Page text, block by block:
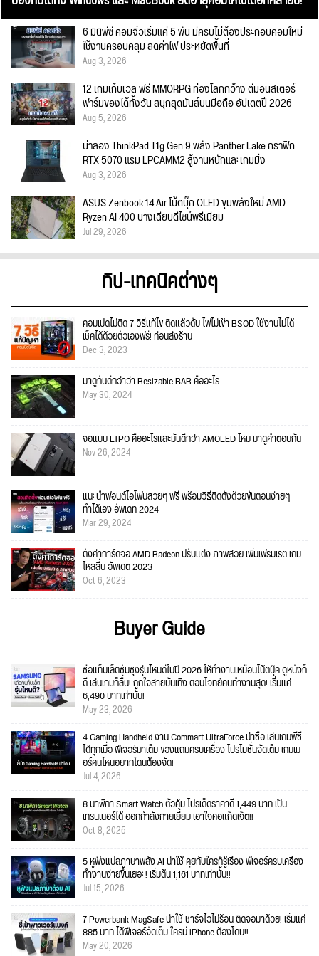
6 มินิพีซี คอมจิ๋วเริ่มแค่ 5 พัน มีครบไม่ต้องประกอบคอมใหม่
ใช้งานครอบคลุม ลดค่าไฟ ประหยัดพื้นที่
Aug 3, 2026
12 เกมเก็บเวล ฟรี MMORPG ท่องโลกกว้าง ตีมอนสเตอร์
ฟาร์มของได้ทั้งวัน สนุกสุดมันส์บนมือถือ อัปเดตปี 2026
Aug 5, 2026
น่าลอง ThinkPad T1g Gen 9 พลัง Panther Lake กราฟิก
RTX 5070 แรม LPCAMM2 สู้งานหนักและเกมมิ่ง
Aug 3, 2026
ASUS Zenbook 14 Air โน้ตบุ๊ก OLED ขุมพลังใหม่ AMD
Ryzen AI 400 บางเฉียบดีไซน์พรีเมียม
Jul 29, 2026
ทิป-เทคนิคต่างๆ
คอมเปิดไม่ติด 7 วิธีแก้ไข ติดแล้วดับ ไฟไม่เข้า BSOD ใช้งานไม่ได้
เช็คได้ด้วยตัวเองฟรี! ก่อนส่งร้าน
Dec 3, 2023
มาดูกันดีกว่าว่า Resizable BAR คืออะไร
May 30, 2024
จอแบบ LTPO คืออะไรและมันดีกว่า AMOLED ไหม มาดูคำตอบกัน
Nov 26, 2024
แนะนำฟอนต์ไอโฟนสวยๆ ฟรี พร้อมวิธีติดตั้งด้วยขั้นตอนง่ายๆ
ทำได้เอง อัพเดท 2024
Mar 29, 2024
ตั้งค่าการ์ดจอ AMD Radeon ปรับแต่ง ภาพสวย เพิ่มเฟรมเรต เกม
ไหลลื่น อัพเดต 2023
Oct 6, 2023
Buyer Guide
ซื้อแท็บเล็ตซัมซุงรุ่นไหนดีในปี 2026 ให้ทำงานเหมือนโน้ตบุ๊ค ดูหนังก็
ดี เล่นเกมก็ลื่น! ถูกใจสายบันเทิง ตอบโจทย์คนทำงานสุด! เริ่มแค่
6,490 บาทเท่านั้น!
May 23, 2026
4 Gaming Handheld งาน Commart UltraForce น่าซื้อ เล่นเกมพีซี
ได้ทุกเมื่อ ฟีเจอร์มาเต็ม ของแถมครบเครื่อง โปรโมชั่นจัดเต็ม เกมเม
อร์คนไหนอยากโดนต้องจัด!
Jul 4, 2026
8 นาฬิกา Smart Watch ตัวคุ้ม โปรเด็ดราคาดี 1,449 บาท เป็น
เทรนเนอร์ได้ ออกกำลังกายเยี่ยม เอาใจคอแก็ดเจ็ต!!
Oct 8, 2025
5 หูฟังแปลภาษาพลัง AI น่าใช้ คุยกับใครก็รู้เรื่อง ฟีเจอร์ครบเครื่อง
ทำงานง่ายขึ้นเยอะ! เริ่มต้น 1,161 บาทเท่านั้น!!
Jul 15, 2026
7 Powerbank MagSafe น่าใช้ ชาร์จไวไม่ร้อน ติดจอมาด้วย! เริ่มแค่
885 บาท ได้ฟีเจอร์จัดเต็ม ใครมี iPhone ต้องโดน!!
May 20, 2026